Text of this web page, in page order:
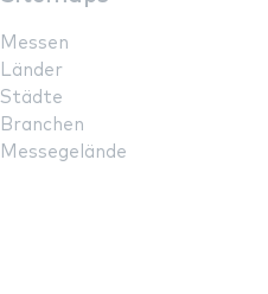
Messen
Länder
Städte
Branchen
Messegelände